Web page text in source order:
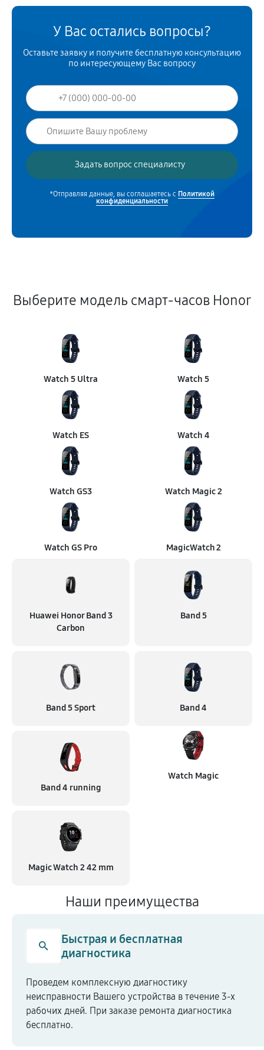
У Вас остались вопросы?
Оставьте заявку и получите бесплатную консультацию
по интересующему Вас вопросу
*Отправляя данные, вы соглашаетесь с Политикой
конфиденциальности
Выберите модель смарт-часов Honor
Watch 5 Ultra Watch 5
Watch ES Watch 4
Watch GS3 Watch Magic 2
Watch GS Pro MagicWatch 2
Huawei Honor Band 3
Carbon
Band 5
Band 5 Sport Band 4
Band 4 running
Watch Magic
Magic Watch 2 42 mm
Наши преимущества
Быстрая и бесплатная
диагностика
Проведем комплексную диагностику
неисправности Вашего устройства в течение 3-х
рабочих дней. При заказе ремонта диагностика
бесплатно.